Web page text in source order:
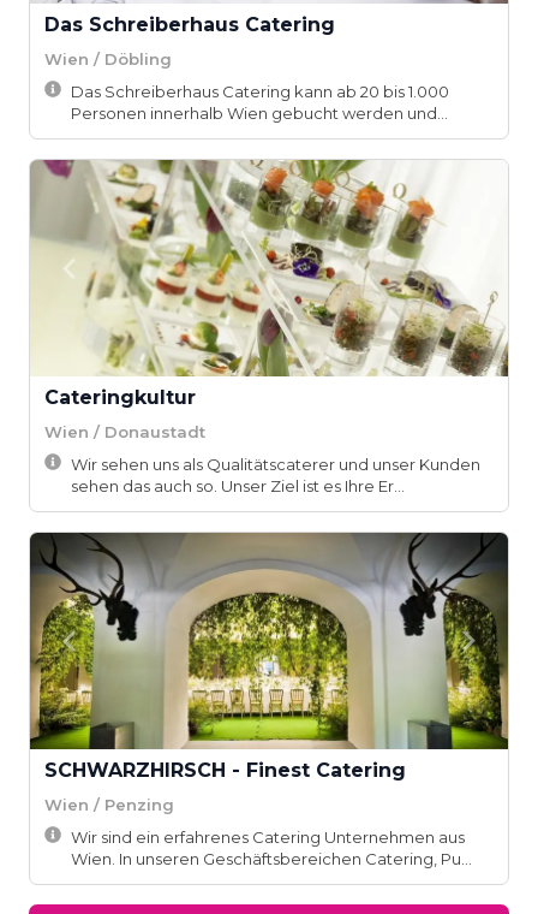
Das Schreiberhaus Catering
Wien / Döbling
Das Schreiberhaus Catering kann ab 20 bis 1.000
Personen innerhalb Wien gebucht werden und
bietet...
Cateringkultur
Wien / Donaustadt
Wir sehen uns als Qualitätscaterer und unser Kunden
sehen das auch so. Unser Ziel ist es Ihre Er...
SCHWARZHIRSCH - Finest Catering
Wien / Penzing
Wir sind ein erfahrenes Catering Unternehmen aus
Wien. In unseren Geschäftsbereichen Catering, Pu...